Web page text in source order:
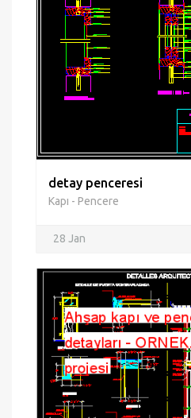
detay penceresi
Kapı - Pencere
28 Jan